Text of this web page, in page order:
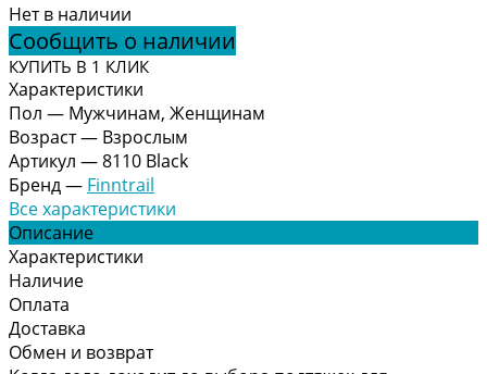
Нет в наличии
Сообщить о наличии
КУПИТЬ В 1 КЛИК
Характеристики
Пол — Мужчинам, Женщинам
Возраст— Взрослым
Артикул —8110 Black
Бренд— Finntrail
Все характеристики
Описание
Характеристики
Наличие
Оплата
Доставка
Обмен и возврат